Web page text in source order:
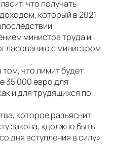
что получать
который в 2021
министра труда и
с министром
что лимит будет
35 000 евро для
и для трудящихся по
которое разъяснит
закона, «должно быть
дня вступления в силу»